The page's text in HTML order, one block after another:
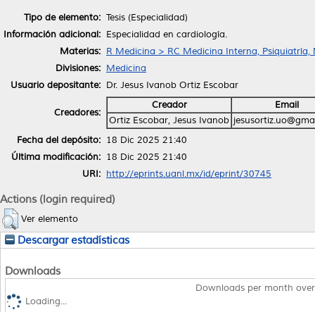
Tipo de elemento: Tesis (Especialidad)
Información adicional: Especialidad en cardiología.
Materias: R Medicina > RC Medicina Interna, Psiquiatría,
Divisiones: Medicina
Usuario depositante: Dr. Jesus Ivanob Ortiz Escobar
Creadores:
Creador
Email
Ortiz Escobar, Jesus Ivanob
Fecha del depósito: 18 Dic 2025 21:40
Última modificación: 18 Dic 2025 21:40
URI: http://eprints.uanl.mx/id/eprint/30745
Actions (login required)
Ver elemento
Descargar estadísticas
Downloads
Downloads per month
Loading...